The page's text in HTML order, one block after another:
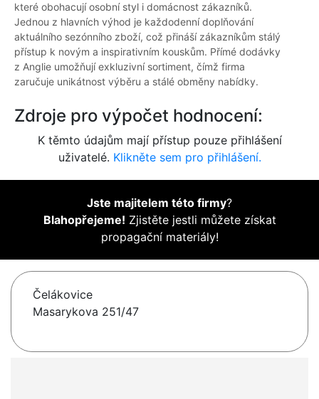
které obohacují osobní styl i domácnost zákazníků.
Jednou z hlavních výhod je každodenní doplňování
aktuálního sezónního zboží, což přináší zákazníkům stálý
přístup k novým a inspirativním kouskům. Přímé dodávky
z Anglie umožňují exkluzivní sortiment, čímž firma
zaručuje unikátnost výběru a stálé obměny nabídky.
Zdroje pro výpočet hodnocení:
K těmto údajům mají přístup pouze přihlášení
uživatelé. Klikněte sem pro přihlášení.
Jste majitelem této firmy?
Blahopřejeme! Zjistěte jestli můžete získat
propagační materiály!
Čelákovice
Masarykova 251/47